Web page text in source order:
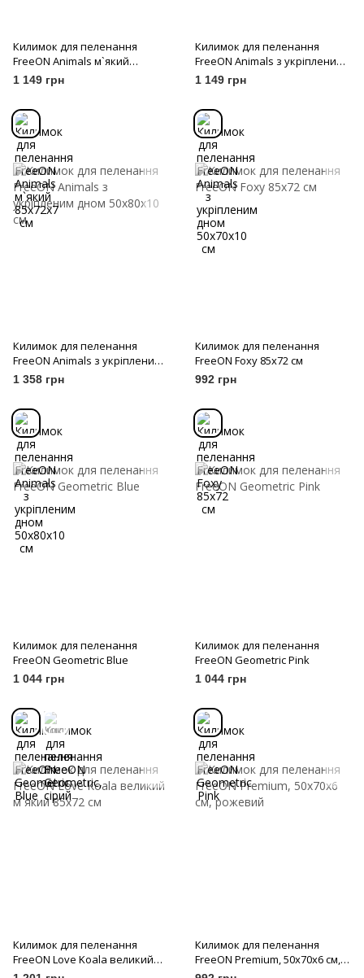
Килимок для пеленання
FreeON Animals м`який
85x72x7 см
1 149 грн
Килимок для пеленання
FreeON Animals з укріпленим
дном 50x70x10 см
1 149 грн
Килимок для пеленання
FreeON Animals з укріпленим
дном 50x80x10 см
1 358 грн
Килимок для пеленання
FreeON Foxy 85х72 см
992 грн
Килимок для пеленання
FreeON Geometric Blue
1 044 грн
Килимок для пеленання
FreeON Geometric Pink
1 044 грн
Килимок для пеленання
FreeON Love Koala великий
м`який 85х72 см
Килимок для пеленання
FreeON Premium, 50x70x6 см,
рожевий